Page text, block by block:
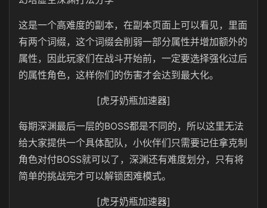
这是一个高难度的副本，在副本页面上可以看见，里面
有两个词缀，这个词缀会削弱一部分属性并增加额外的
属性，因此玩家们在战斗开始前，一定要选择强化过后
的属性角色，这样你们的伤害才会达到最大化。
[虎牙奶瓶加速器]
每期深渊最后一层的BOSS都是不同的，所以这里无法
给大家提供一个具体配队，小伙伴们只需要记住拿克制
角色对付BOSS就可以了，深渊还有难度划分，只有将
简单的挑战完才可以解锁困难模式。
[虎牙奶瓶加速器]